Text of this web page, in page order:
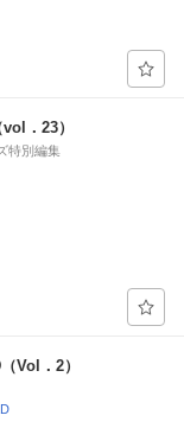
．23）
特別編集
Vol．2）